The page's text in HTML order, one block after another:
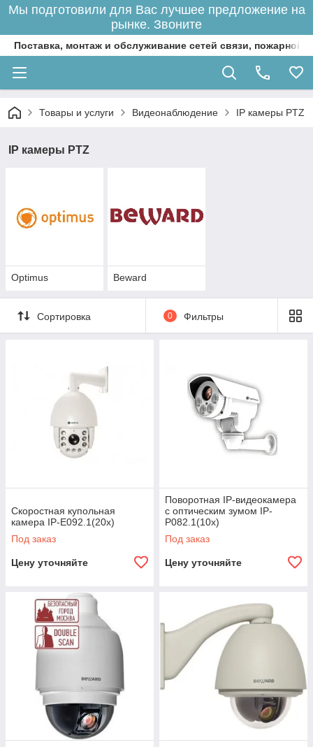
Мы подготовили для Вас лучшее предложение на
рынке. Звоните
Поставка, монтаж и обслуживание сетей связи, пожарной
Товары и услуги Видеонаблюдение IP камеры PTZ
IP камеры PTZ
Optimus Beward
Сортировка 0 Фильтры
Скоростная купольная
камера IP-E092.1(20x)
Под заказ
Цену уточняйте
Поворотная IP-видеокамера
с оптическим зумом IP-
P082.1(10x)
Под заказ
Цену уточняйте